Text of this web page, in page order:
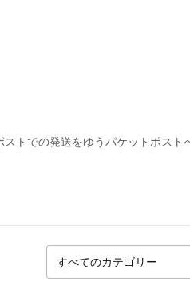
トでの発送をゆうパケットポスト